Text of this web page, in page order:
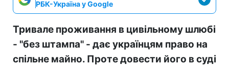
РБК-Україна у Google
Тривале проживання в цивільному шлюбі
- "без штампа" - дає українцям право на
спільне майно. Проте довести його в суді